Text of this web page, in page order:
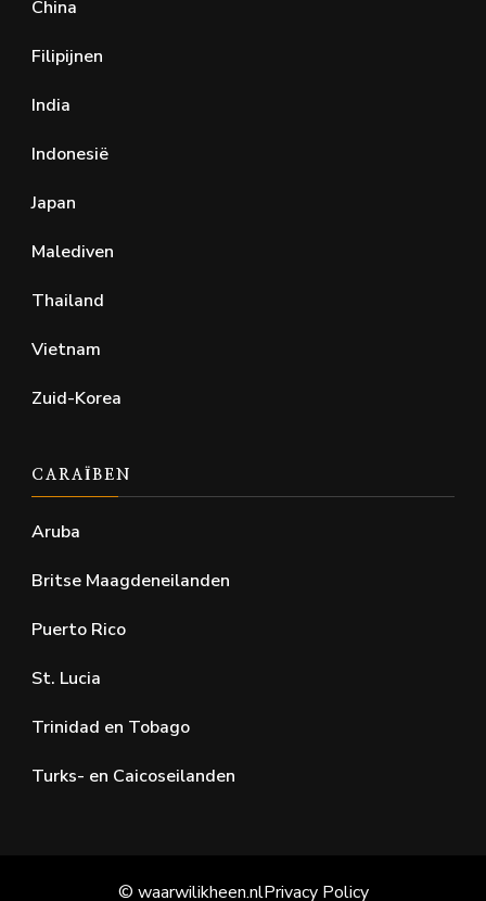
China
Filipijnen
India
Indonesië
Japan
Malediven
Thailand
Vietnam
Zuid-Korea
CARAÏBEN
Aruba
Britse Maagdeneilanden
Puerto Rico
St. Lucia
Trinidad en Tobago
Turks- en Caicoseilanden
© waarwilikheen.nlPrivacy Policy